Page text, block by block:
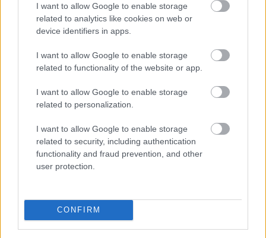
I want to allow Google to enable storage
related to analytics like cookies on web or
device identifiers in apps.
I want to allow Google to enable storage
related to functionality of the website or app.
I want to allow Google to enable storage
related to personalization.
I want to allow Google to enable storage
related to security, including authentication
functionality and fraud prevention, and other
user protection.
CONFIRM
MM-kilpailut:
Miehet (10 km/p+10 km/v): 1) Dmitri
Rostovtsev Venäjä 47.40,2, 2) Artjom Maltsev
Venäjä jäljessä 3,9 sekuntia, 3) Aleksei
Krueger Norja –6,5, 5) Martin Weisheit Saksa –
16,8, 6) Magne Haga Norja –48,1, 7) Antti
Ojansivu Suomi –54,9, …20) Joonas Sarkkinen
Suomi –1.58,9, 50) Ville Ahonen –4.24,2, 57)
Naiset (5 km/p+5 km/v): 1) Teresa Stadlober